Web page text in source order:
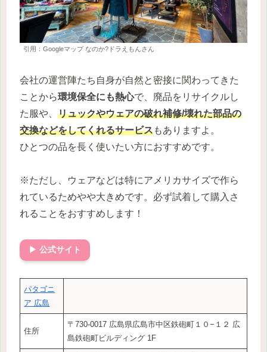
引用：Googleマップ なのか?ドラえもんさん
会社の運営陣たち自身が自然と密接に関わってきた
ことから環境保全にも熱心で、廃品をリサイクルし
た服や、 リュックやウェアの破れ補修/壊れた部品の
交換などをしてくれるサービスもありますよ。
ひとつの品を長く使いたい方におすすめです。
※ただし、ウェアなどは特にアメリカサイズで作ら
れているためやや大きめです。必ず試着して購入さ
れることをおすすめします！
▶ 公式サイト
パタゴニ
ア 広島
住所
〒730-0017 広島県広島市中区鉄砲町１０−１２ 広
島鉄砲町ビルディング 1F